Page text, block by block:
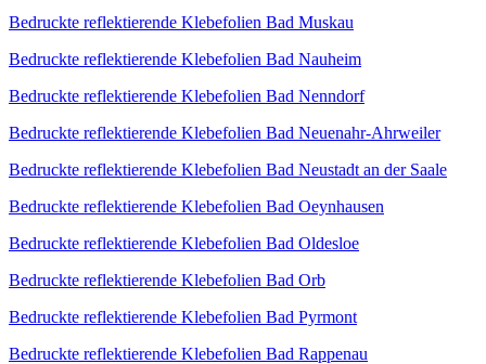
Bedruckte reflektierende Klebefolien Bad Muskau
Bedruckte reflektierende Klebefolien Bad Nauheim
Bedruckte reflektierende Klebefolien Bad Nenndorf
Bedruckte reflektierende Klebefolien Bad Neuenahr-Ahrweiler
Bedruckte reflektierende Klebefolien Bad Neustadt an der Saale
Bedruckte reflektierende Klebefolien Bad Oeynhausen
Bedruckte reflektierende Klebefolien Bad Oldesloe
Bedruckte reflektierende Klebefolien Bad Orb
Bedruckte reflektierende Klebefolien Bad Pyrmont
Bedruckte reflektierende Klebefolien Bad Rappenau